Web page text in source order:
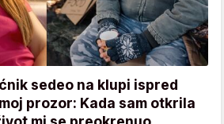
sedeo na klupi ispred
prozor: Kada sam otkrila